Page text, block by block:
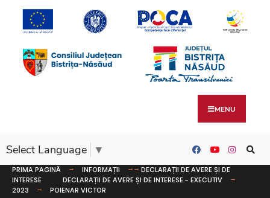
MENU
Select Language ▼
PRIMA PAGINĂ INFORMAȚII
DECLARAȚII DE AVERE ȘI DE
INTERESE
DECLARAȚII DE AVERE ȘI DE INTERESE - EXECUTIV
2023
POIENAR VICTOR